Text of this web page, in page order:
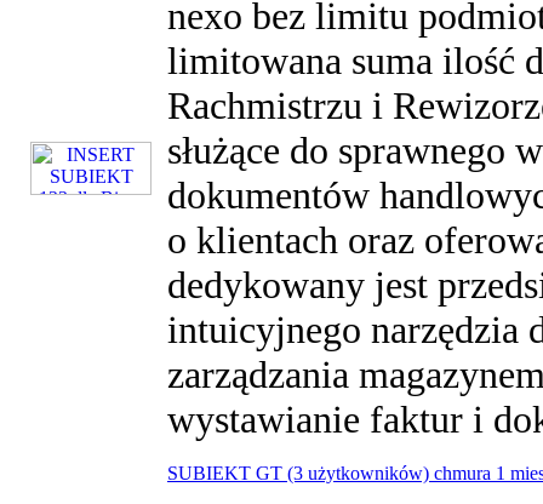
nexo bez limitu
limitowana suma ilość
Rachmistrzu i
służące do sprawnego
dokumentów
o klientach oraz
dedykowany jest
intuicyjnego narzędzia
zarządzania
wystawianie faktur i
SUBIEKT GT (3 użytkowników) chmura 1